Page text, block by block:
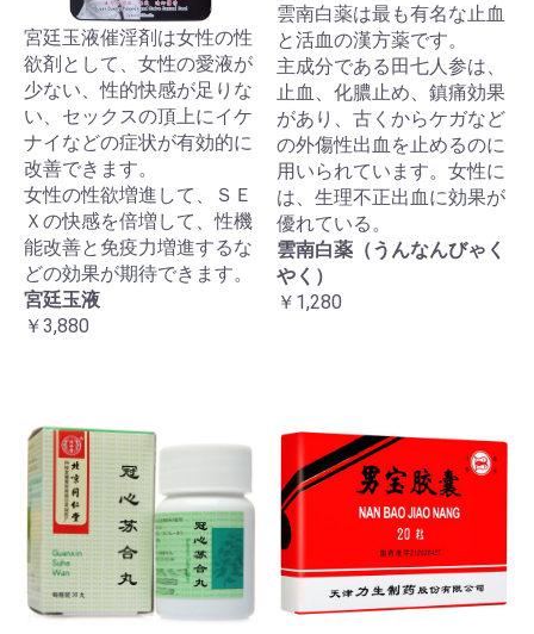
宮廷玉液催淫剤は女性の性
欲剤として、女性の愛液が
少ない、性的快感が足りな
い、セックスの頂上にイケ
ナイなどの症状が有効的に
改善できます。
女性の性欲増進して、ＳＥ
Ｘの快感を倍増して、性機
能改善と免疫力増進するな
どの効果が期待できます。
宮廷玉液
￥3,880
雲南白薬は最も有名な止血
と活血の漢方薬です。
主成分である田七人参は、
止血、化膿止め、鎮痛効果
があり、古くからケガなど
の外傷性出血を止めるのに
用いられています。女性に
は、生理不正出血に効果が
優れている。
雲南白薬（うんなんびゃく
やく）
￥1,280